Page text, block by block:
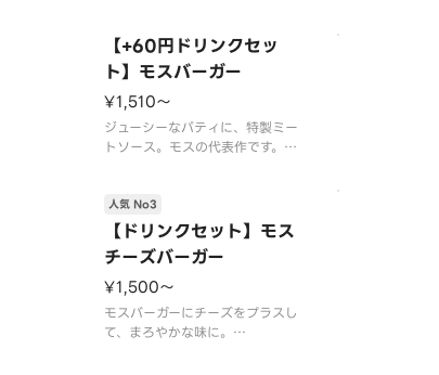
※パティに含まれる牛肉は、10
0％国産です。
※原料として配合しているチーズ
のうち、北海道産チーズは95％
です。
※チーズは工場で加熱加工をして
【+60円ドリンクセッ
ト】モスバーガー
¥1,510〜
ジューシーなパティに、特製ミー
トソース。モスの代表作です。
クを付けてください。
チェックを付けた場合でスープを
2種以上ご購入の場合はすべての
スプーンが提供されません。
※食材の増減量・不使用等のご要
【ドリンクセット】モス
チーズバーガー
人気 No3
¥1,500〜
モスバーガーにチーズをプラスし
て、まろやかな味に。